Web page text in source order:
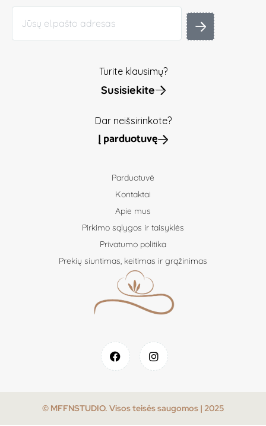
Turite klausimų?
Susisiekite
Dar neišsirinkote?
Į parduotuvę
Parduotuvė
Kontaktai
Apie mus
Pirkimo sąlygos ir taisyklės
Privatumo politika
Prekių siuntimas, keitimas ir grąžinimas
© MFFNSTUDIO. Visos teisės saugomos | 2025